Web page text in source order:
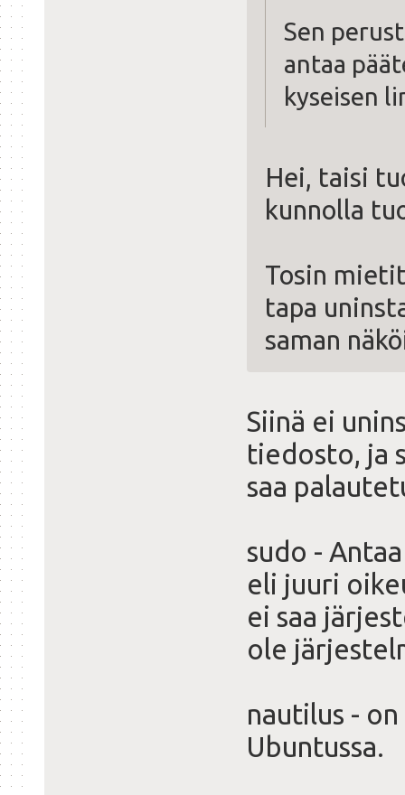
Sen
antaa
kyseisen
Hei, taisi
kunnolla
Tosin
tapa
saman
Siinä ei
tiedosto, ja
saa
sudo -
eli juuri
ei saa
ole
nautilus -
Ubuntussa.